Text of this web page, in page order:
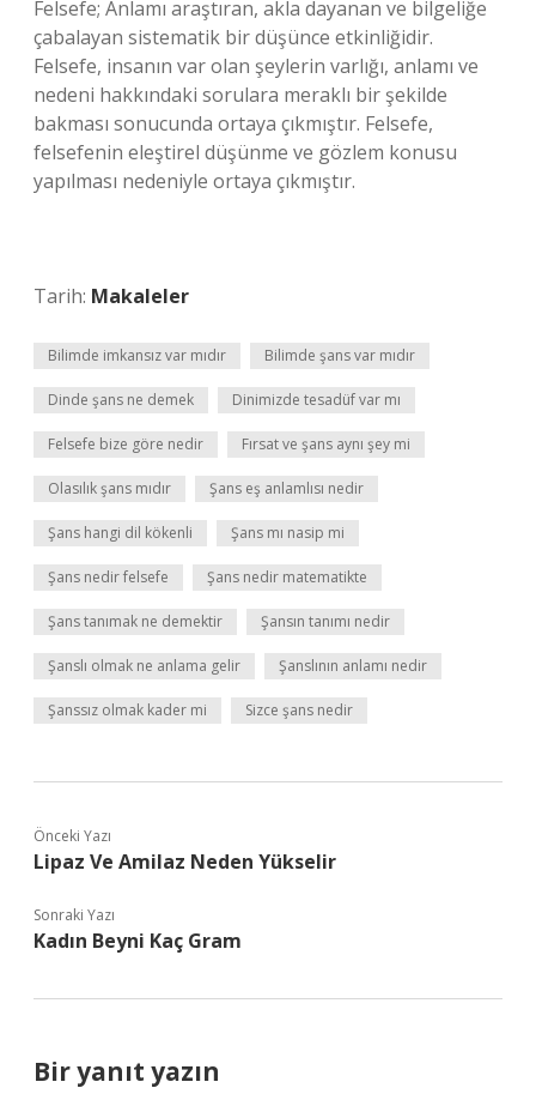
Felsefe; Anlamı araştıran, akla dayanan ve bilgeliğe
çabalayan sistematik bir düşünce etkinliğidir.
Felsefe, insanın var olan şeylerin varlığı, anlamı ve
nedeni hakkındaki sorulara meraklı bir şekilde
bakması sonucunda ortaya çıkmıştır. Felsefe,
felsefenin eleştirel düşünme ve gözlem konusu
yapılması nedeniyle ortaya çıkmıştır.
Tarih: Makaleler
Bilimde imkansız var mıdır Bilimde şans var mıdır
Dinde şans ne demek Dinimizde tesadüf var mı
Felsefe bize göre nedir Fırsat ve şans aynı şey mi
Olasılık şans mıdır Şans eş anlamlısı nedir
Şans hangi dil kökenli Şans mı nasip mi
Şans nedir felsefe Şans nedir matematikte
Şans tanımak ne demektir Şansın tanımı nedir
Şanslı olmak ne anlama gelir Şanslının anlamı nedir
Şanssız olmak kader mi Sizce şans nedir
Önceki Yazı
Lipaz Ve Amilaz Neden Yükselir
Sonraki Yazı
Kadın Beyni Kaç Gram
Bir yanıt yazın